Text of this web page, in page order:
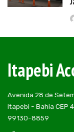
Itapebi
Avenida 28 de
Itapebi - Bahia CEP
99130-8859